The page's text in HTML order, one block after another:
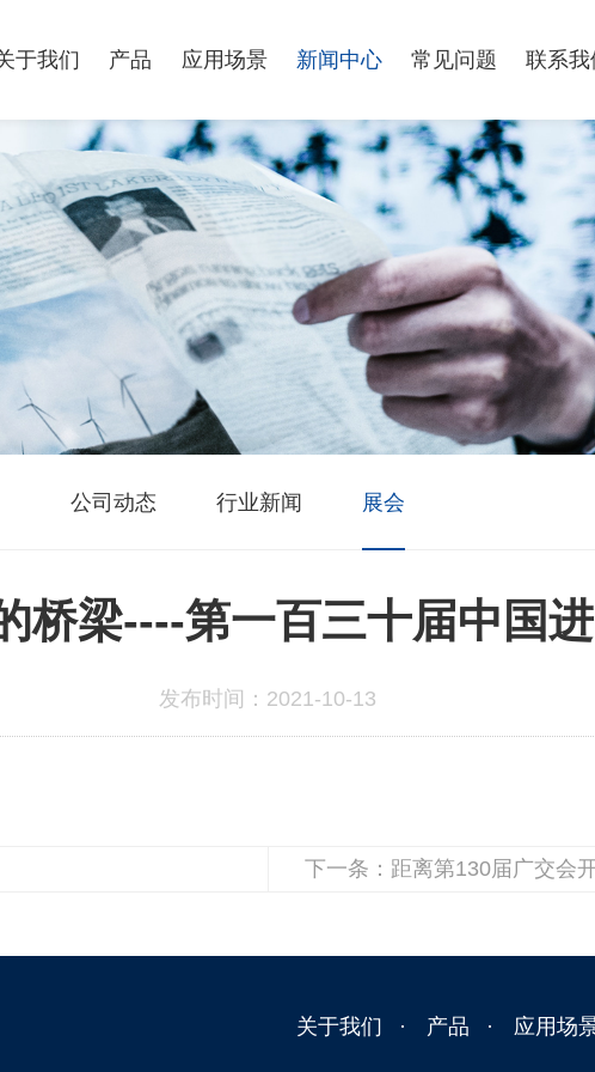
于我们 产品 应用场景 新闻中心 常见问题 联系我
公司动态 行业新闻 展会
桥梁----第一百三十届中国
发布时间：2021-10-13
下一条：距离第130届广交会
关于我们 产品 应用场